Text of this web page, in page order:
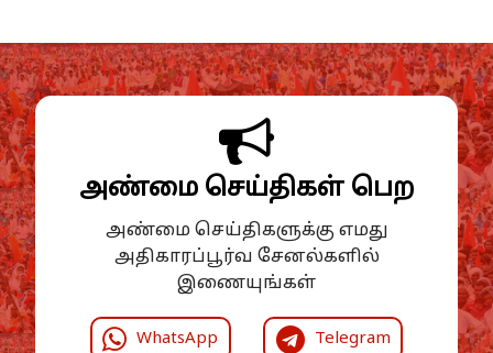
அண்மை செய்திகள் பெற
அண்மை செய்திகளுக்கு எமது
அதிகாரப்பூர்வ சேனல்களில்
இணையுங்கள்
WhatsApp Telegram